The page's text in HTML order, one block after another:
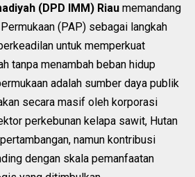
(DPD IMM) Riau memandang
(PAP) sebagai langkah
untuk memperkuat
tanpa menambah beban hidup
adalah sumber daya publik
secara masif oleh korporasi
perkebunan kelapa sawit, Hutan
namun kontribusi
dengan skala pemanfaatan